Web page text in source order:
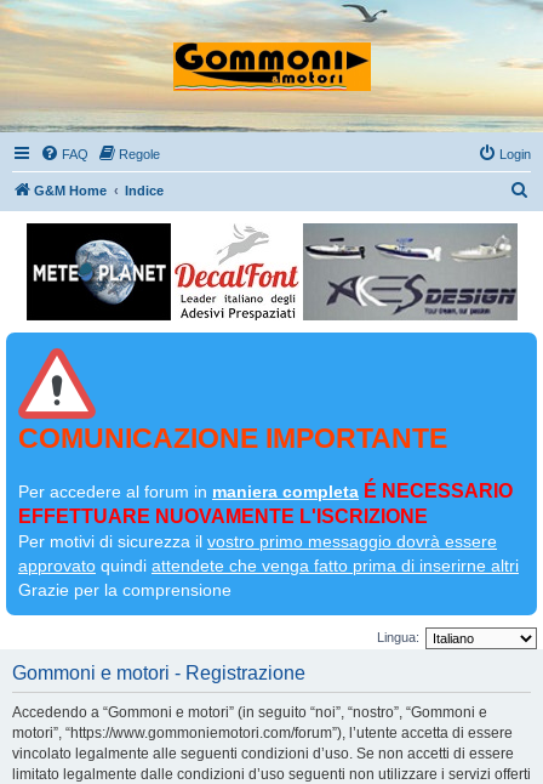
FAQ Regole Login
G&M Home Indice
COMUNICAZIONE IMPORTANTE
Per accedere al forum in maniera completa É NECESSARIO
EFFETTUARE NUOVAMENTE L'ISCRIZIONE
Per motivi di sicurezza il vostro primo messaggio dovrà essere
approvato quindi attendete che venga fatto prima di inserirne altri
Grazie per la comprensione
Lingua:
Gommoni e motori - Registrazione
Accedendo a “Gommoni e motori” (in seguito “noi”, “nostro”, “Gommoni e
motori”, “https://www.gommoniemotori.com/forum”), l’utente accetta di essere
vincolato legalmente alle seguenti condizioni d’uso. Se non accetti di essere
limitato legalmente dalle condizioni d’uso seguenti non utilizzare i servizi offerti